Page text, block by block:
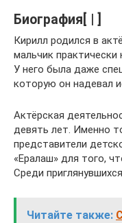
Биография[ | ]
Кирилл родился в
мальчик
У него была даже
которую он надевал
Актёрская
девять лет. Именно
представители
«Ералаш» для того,
Среди
Читайте также: